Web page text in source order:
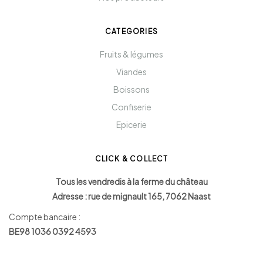
CATEGORIES
Fruits & légumes
Viandes
Boissons
Confiserie
Epicerie
CLICK & COLLECT
Tous les vendredis à la ferme du château
Adresse : rue de mignault 165, 7062 Naast
Compte bancaire :
BE98 1036 0392 4593